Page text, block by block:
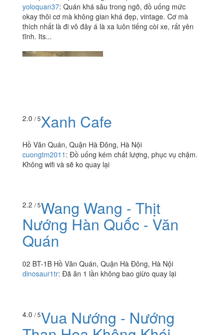
yoloquan37: Quán khá sâu trong ngõ, đồ uống mức
okay thôi cơ mà không gian khá đẹp, vintage. Cơ mà
thích nhất là đi vô đây á là xa luôn tiếng còi xe, rất yên
tĩnh. Its...
2.0 / 5Xanh Cafe
Hồ Văn Quán, Quận Hà Đông, Hà Nội
cuongtm2011 : Đồ uống kém chất lượng, phục vụ chậm.
Không wifi và sẽ ko quay lại
2.2 Wang Wang - Thịt
Nướng Hàn Quốc - Văn
dinosaur1tr:Đã ăn 1 lần không bao giừo quay lại